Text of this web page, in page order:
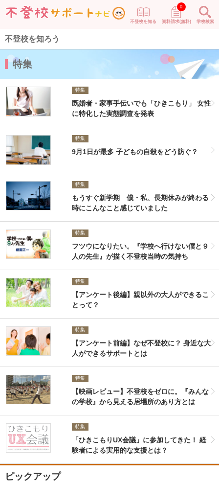
不登校を知る 資料請求(無料)
0
学校検索
不登校を知ろう
特集
特集
既婚者・家事手伝いでも「ひきこもり」 女性
に特化した実態調査を発表
特集
9月1日が最多 子どもの自殺をどう防ぐ？
特集
もうすぐ新学期 僕・私、長期休みが終わる
時にこんなこと感じていました
特集
フツウになりたい。『学校へ行けない僕と９
人の先生』が描く不登校当時の気持ち
特集
【アンケート後編】親以外の大人ができるこ
とって？
特集
【アンケート前編】なぜ不登校に？ 身近な大
人ができるサポートとは
特集
【映画レビュー】不登校をゼロに。『みんな
の学校』から見える居場所のあり方とは
特集
「ひきこもりUX会議」に参加してきた！ 経
験者による実用的な支援とは？
ピックアップ